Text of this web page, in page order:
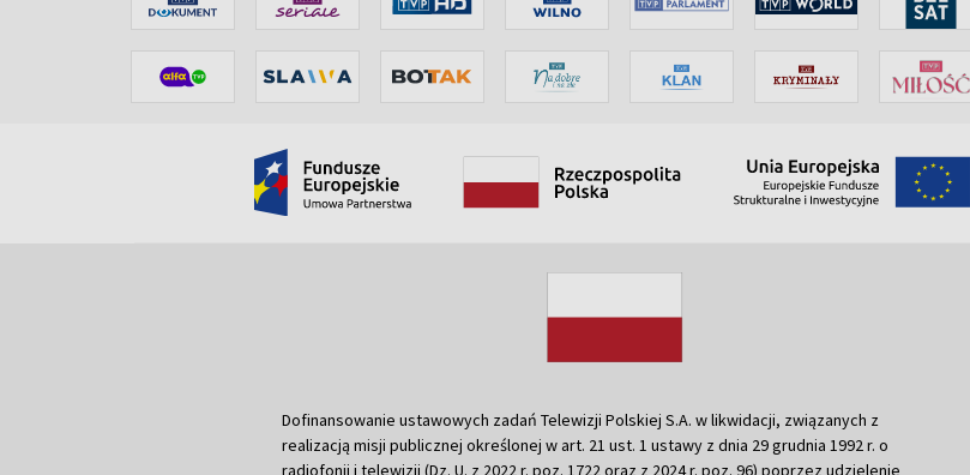
Dofinansowanie ustawowych zadań Telewizji Polskiej S.A. w likwidacji, związanych z
realizacją misji publicznej określonej w art. 21 ust. 1 ustawy z dnia 29 grudnia 1992 r. o
radiofonii i telewizji (Dz. U. z 2022 r. poz. 1722 oraz z 2024 r. poz. 96) poprzez udzielenie